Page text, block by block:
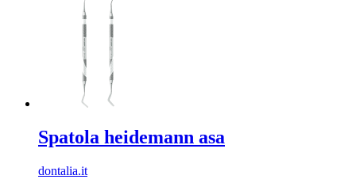
Spatola heidemann asa
dontalia.it